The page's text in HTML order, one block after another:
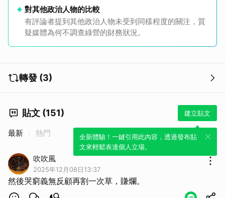
對其他政治人物的比較
有評論者提到其他政治人物未受到同樣程度的關注，質
疑媒體為何不調查綠營的財務狀況。
轉發 (3)
貼文 (151) 建立貼文
全新體驗！一鍵引用此內容，透過發布貼
文來輕鬆表達個人立場。
最新 熱門
吹吹風
2025年12月08日13:37
然後哭窮義無反顧再割一次草，賺爛。